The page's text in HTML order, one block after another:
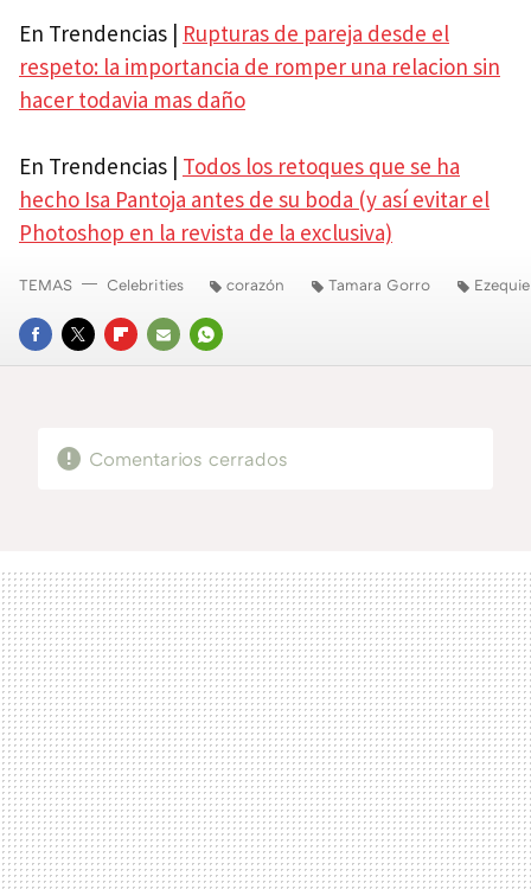
En Trendencias | Rupturas de pareja desde el
respeto: la importancia de romper una relacion sin
hacer todavia mas daño
En Trendencias | Todos los retoques que se ha
hecho Isa Pantoja antes de su boda (y así evitar el
Photoshop en la revista de la exclusiva)
FACEBOOK
TWITTERFLIPBOARD
E-
WHATSAPP
TEMAS Celebrities corazón Tamara Gorro
Comentarios cerrados